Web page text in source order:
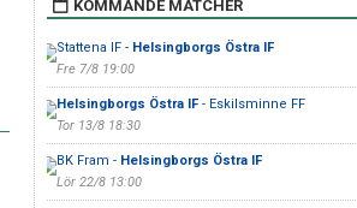
KOMMANDE MATCHER
Stattena IF - Helsingborgs Östra IF
Fre 7/8 19:00
Helsingborgs Östra IF- Eskilsminne FF
Tor 13/8 18:30
BK Fram - Helsingborgs Östra IF
Lör 22/8 13:00